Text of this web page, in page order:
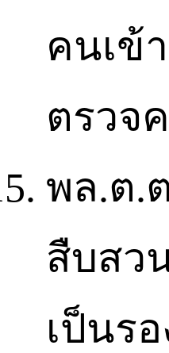
คนเข้
ตรวจ
พล.ต.
สืบสว
เป็นร